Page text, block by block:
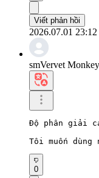
Viết phản hồi
2026.07.01 23:12
smVervet
Độ phân giải
Tôi muốn dùng
0